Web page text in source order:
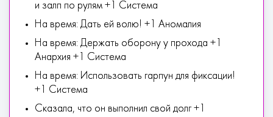
и залп по рулям +1 Система
На время: Дать ей волю! +1 Аномалия
На время: Держать оборону у прохода +1
Анархия +1 Система
На время: Использовать гарпун для фиксации!
+1 Система
Сказала, что он выполнил свой долг +1